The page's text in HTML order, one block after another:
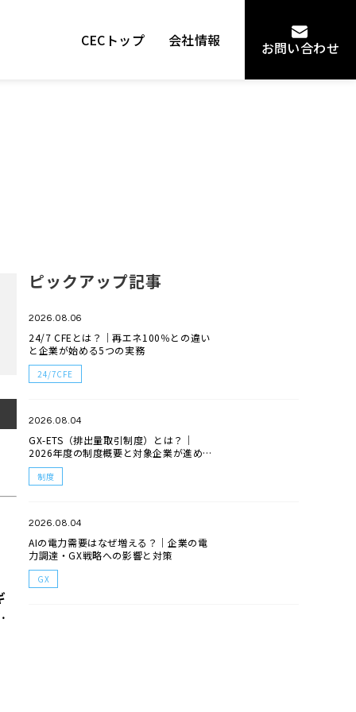
CECトップ 会社情報 お問い合わせ
ピックアップ記事
2026.08.06
24/7 CFEとは？｜再エネ100％との違い
と企業が始める5つの実務
24/7CFE
2026.08.04
GX-ETS（排出量取引制度）とは？｜
2026年度の制度概要と対象企業が進める
べき対応
制度
2026.08.04
AIの電力需要はなぜ増える？｜企業の電
力調達・GX戦略への影響と対策
GX